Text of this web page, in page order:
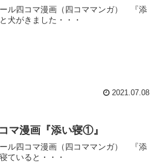
ル四コマ漫画（四コママンガ） 『添
がきました・・・
2021.07.08
マ漫画『添い寝①』
ル四コマ漫画（四コママンガ） 『添
いると・・・